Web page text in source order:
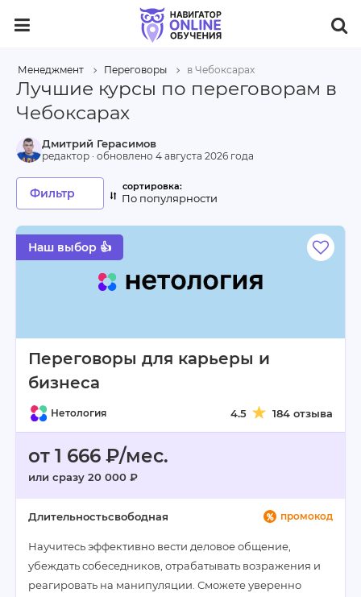
Менеджмент Переговоры в Чебоксарах
Лучшие курсы по переговорам в
Чебоксарах
Переговоры для карьеры и
бизнеса
Нетология 4.5 184 отзыва
от 1 666 ₽/мес.
или сразу 20 000 ₽
промокод
Длительностьсвободная
Научитесь эффективно вести деловое общение,
убеждать собеседников, отрабатывать возражения и
реагировать на манипуляции. Сможете уверенно
Наш выбор 👍
Дмитрий Герасимов
редактор · обновлено 4 августа 2026 года
Фильтр По популярности